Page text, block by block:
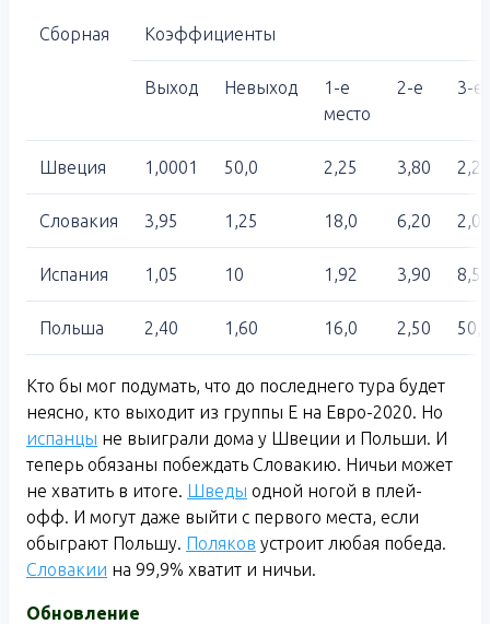
Сборная Коэффициенты
Выход Невыход
1-е
место
2-е 3-е
Швеция 1,0001 50,0 2,25 3,80 2,20
Словакия 3,95 1,25 18,0 6,20 2,00
Испания 1,05 10 1,92 3,90 8,50
Польша 2,40 1,60 16,0 2,50 50,0
Кто бы мог подумать, что до последнего тура будет
неясно, кто выходит из группы E на Евро-2020. Но
испанцы не выиграли дома у Швеции и Польши. И
теперь обязаны побеждать Словакию. Ничьи может
не хватить в итоге. Шведы одной ногой в плей-
офф. И могут даже выйти с первого места, если
обыграют Польшу. Поляков устроит любая победа.
Словакии на 99,9% хватит и ничьи.
Обновление